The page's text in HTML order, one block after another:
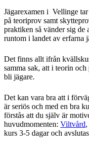
Jägarexamen i Vellinge
på teoriprov samt
praktiken så vänder sig
runtom i landet av erfarna
Det finns allt ifrån
samma sak, att i teorin
bli jägare.
Det kan vara bra att i
är seriös och med en bra
förstås att du själv är
huvudmomenten: Viltvård
kurs 3-5 dagar och